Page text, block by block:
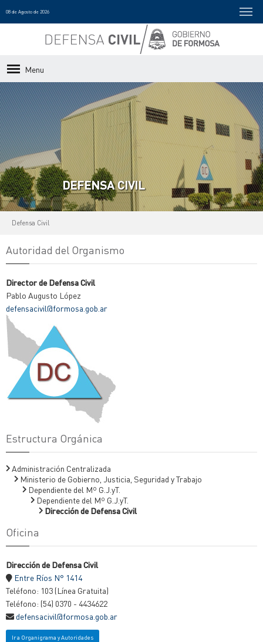
08 de Agosto de 2026
Menu
DEFENSA CIVIL
Defensa Civil
Autoridad del Organismo
Director de Defensa Civil
Pablo Augusto López
defensacivil@formosa.gob.ar
Estructura Orgánica
Administración Centralizada
Ministerio de Gobierno, Justicia, Seguridad y Trabajo
Dependiente del Mº G.J.yT.
Dependiente del Mº G.J.yT.
Dirección de Defensa Civil
Oficina
Dirección de Defensa Civil
Entre Ríos N° 1414
Teléfono: 103 (Línea Gratuita)
Teléfono: (54) 0370 - 4434622
defensacivil@formosa.gob.ar
Ir a Organigrama y Autoridades